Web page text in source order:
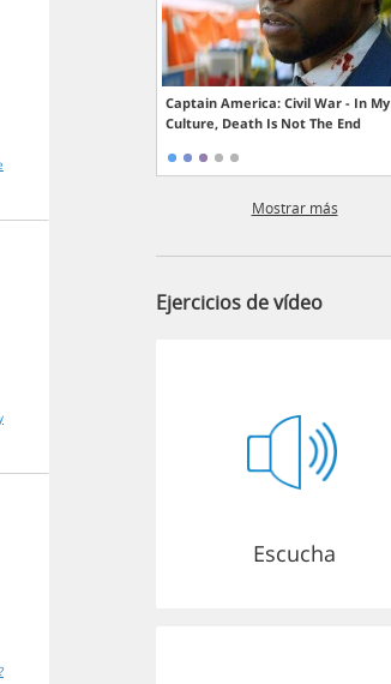
Captain America: Civil War - In My
Culture, Death Is Not The End
Mostrar más
Ejercicios de vídeo
Escucha